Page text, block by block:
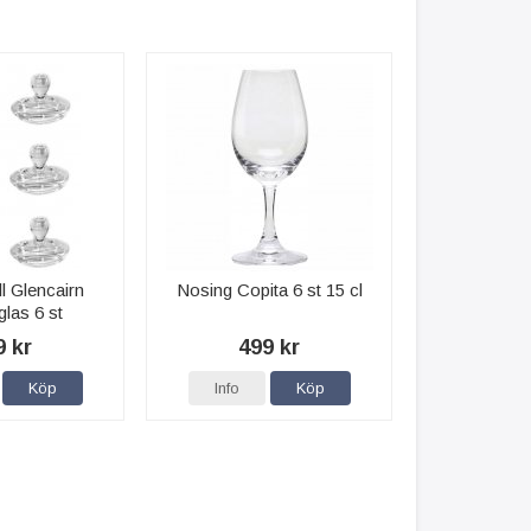
Glencairn
6 st
kr
Köp
Nosing Copita 6 st 15 cl
499 kr
Info Köp